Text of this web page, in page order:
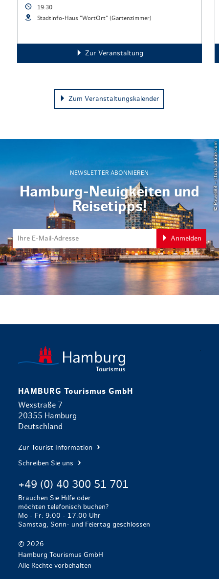
19:30
Stadtinfo-Haus "WortOrt" (Gartenzimmer)
Zur Veranstaltung
Zum Veranstaltungskalender
NEWSLETTER ABONNIEREN
Hamburg-Neuigkeiten und
Reisetipps!
Anmelden
© Powell83 – stock.adobe.com
HAMBURG Tourismus GmbH
Wexstraße 7
20355 Hamburg
Deutschland
Zur Tourist Information
Schreiben Sie uns
+49 (0) 40 300 51 701
Brauchen Sie Hilfe oder
möchten telefonisch buchen?
Mo - Fr: 9:00 - 17:00 Uhr
Samstag, Sonn- und Feiertag geschlossen
© 2026
Hamburg Tourismus GmbH
Alle Rechte vorbehalten